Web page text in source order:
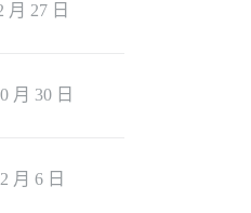
月 27 日
月 30 日
月 6 日